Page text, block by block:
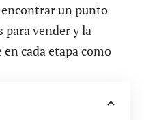
un punto
vender y la
cada etapa como